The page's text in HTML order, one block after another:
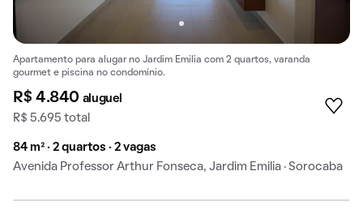
Apartamento para alugar no Jardim Emilia com 2 quartos, varanda
gourmet e piscina no condomínio.
R$ 4.840 aluguel
R$ 5.695 total
84 m² · 2 quartos · 2 vagas
Avenida Professor Arthur Fonseca, Jardim Emilia · Sorocaba